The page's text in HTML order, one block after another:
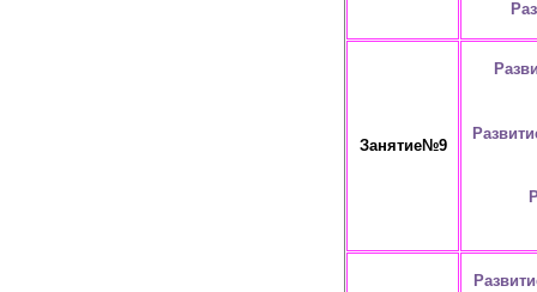
Занятие№9